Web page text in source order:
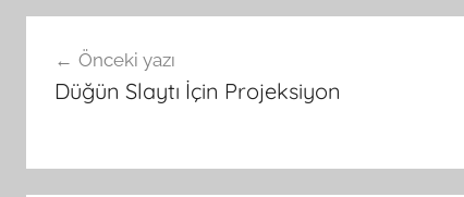
gezinmesi
Önceki yazı
Düğün Slaytı İçin Projeksiyon